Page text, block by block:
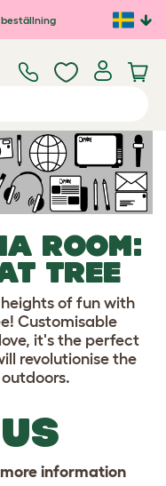
ROOM:
TREE
of fun with
Customisable
it's the perfect
revolutionise the
information